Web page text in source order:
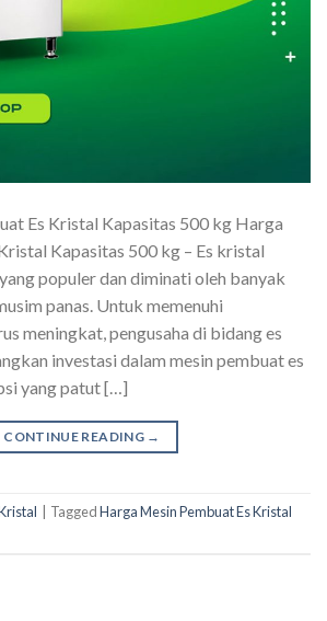
Es Kristal Kapasitas 500 kg Harga
Kapasitas 500 kg – Es kristal
populer dan diminati oleh banyak
panas. Untuk memenuhi
meningkat, pengusaha di bidang es
investasi dalam mesin pembuat es
yang patut […]
CONTINUE READING →
TaggedHarga Mesin Pembuat Es Kristal